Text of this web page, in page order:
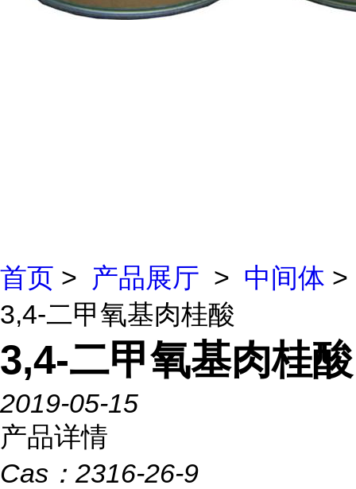
首页 > 产品展厅 > 中间体 >
3,4-二甲氧基肉桂酸
3,4-二甲氧基肉桂酸
2019-05-15
产品详情
Cas： 2316-26-9